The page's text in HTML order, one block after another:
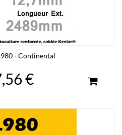
- Continental
€